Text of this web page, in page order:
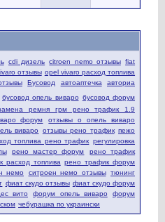
cdi дизель citroen nemo отзывы fiat
отзывы opel vivaro расход топлива
Бусовод автоаптечка авториа
бусовод опель виваро бусовод форум
ремня грм рено трафик 1.9
форум
отзывы о опель виваро
виваро отзывы рено трафик пежо
топлива рено трафик регулировка
рено мастер форум
рено трафик
расход топлива рено трафик форум
немо ситроен немо отзывы тюнинг
фиат скудо отзывы фиат скудо форум
вито форум опель виваро
форум
чебурашка по украински